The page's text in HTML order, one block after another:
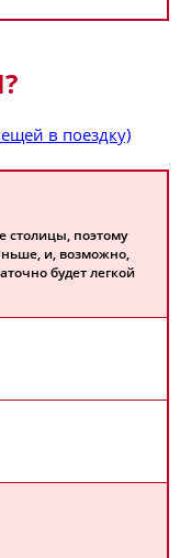
в поездку)
столицы, поэтому
и, возможно,
будет легкой